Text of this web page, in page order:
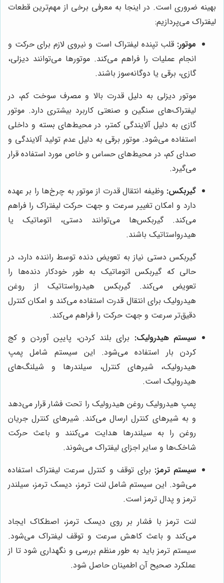
بهینه ضروری است. در اینجا به معرفی برخی از مهم‌ترین قطعات
لیفتراک می‌پردازیم:
موتور: قلب تپنده لیفتراک است و نیروی لازم برای حرکت و
انجام عملیات را فراهم می‌کند. موتورها می‌توانند دیزلی،
گازی، برقی یا دوگانه‌سوز باشند.
موتور دیزلی به دلیل قدرت بالا و مصرف سوخت کم، در
لیفتراک‌های سنگین و صنعتی کاربرد بیشتری دارد. موتور
گازی به دلیل آلایندگی کمتر، در محیط‌های بسته و داخلی
استفاده می‌شود. موتور برقی به دلیل عدم تولید آلایندگی و
صدای کم، در محیط‌های حساس و خاص مورد استفاده قرار
می‌گیرد.
گیربکس: وظیفه انتقال قدرت از موتور به چرخ‌ها را بر عهده
دارد و امکان تغییر سرعت و جهت حرکت لیفتراک را فراهم
می‌کند. گیربکس‌ها می‌توانند دستی، اتوماتیک یا
هیدرواستاتیک باشند.
گیربکس دستی نیاز به تعویض دنده توسط راننده دارد، در
حالی که گیربکس اتوماتیک به طور خودکار دنده‌ها را
تعویض می‌کند. گیربکس هیدرواستاتیک از روغن
هیدرولیک برای انتقال قدرت استفاده می‌کند و امکان کنترل
دقیق‌تر سرعت و جهت حرکت را فراهم می‌کند.
سیستم هیدرولیک: برای بلند کردن، پایین آوردن و کج
کردن بار استفاده می‌شود. این سیستم شامل پمپ
هیدرولیک، شیرهای کنترل، سیلندرها و شیلنگ‌های
هیدرولیک است.
پمپ هیدرولیک روغن هیدرولیک را تحت فشار قرار می‌دهد
و به شیرهای کنترل ارسال می‌کند. شیرهای کنترل جریان
روغن را به سیلندرها هدایت می‌کنند و باعث حرکت
شاخک‌ها و سایر اجزای لیفتراک می‌شوند.
سیستم ترمز: برای توقف و کنترل سرعت لیفتراک استفاده
می‌شود. این سیستم شامل لنت ترمز، دیسک ترمز، سیلندر
ترمز و پدال ترمز است.
لنت ترمز با فشار بر روی دیسک ترمز، اصطکاک ایجاد
می‌کند و باعث کاهش سرعت و توقف لیفتراک می‌شود.
سیستم ترمز باید به طور منظم بررسی و نگهداری شود تا از
عملکرد صحیح آن اطمینان حاصل شود.